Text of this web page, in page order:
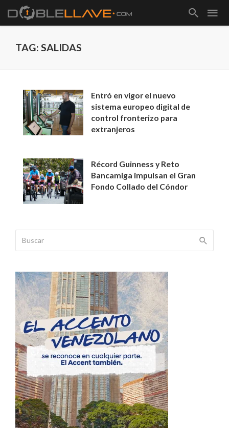
TAG: SALIDAS
Entró en vigor el nuevo
sistema europeo digital de
control fronterizo para
extranjeros
Récord Guinness y Reto
Bancamiga impulsan el Gran
Fondo Collado del Cóndor